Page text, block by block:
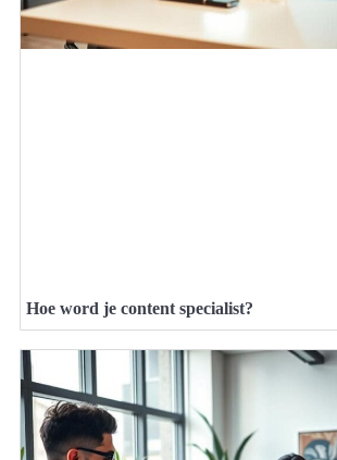
Hoe word je content specialist?